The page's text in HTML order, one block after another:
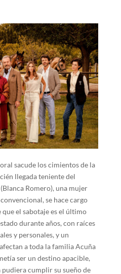
sacude los cimientos de la
llegada teniente del
Romero), una mujer
se hace cargo
el sabotaje es el último
durante años, con raíces
y personales, y un
a toda la familia Acuña
ser un destino apacible,
cumplir su sueño de